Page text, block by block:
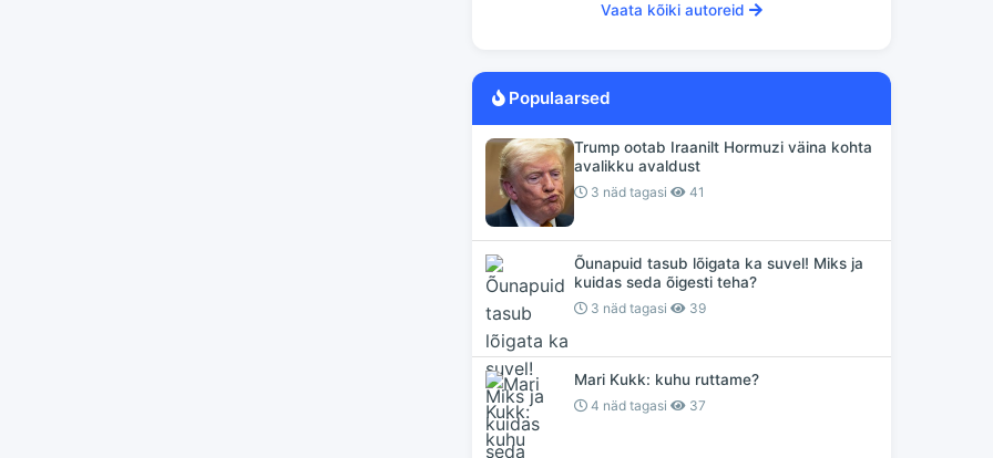
Vaata kõiki autoreid
Populaarsed
Trump ootab Iraanilt Hormuzi väina kohta
avalikku avaldust
3 näd tagasi 41
Õunapuid tasub lõigata ka suvel! Miks ja
kuidas seda õigesti teha?
3 näd tagasi 39
Mari Kukk: kuhu ruttame?
4 näd tagasi 37